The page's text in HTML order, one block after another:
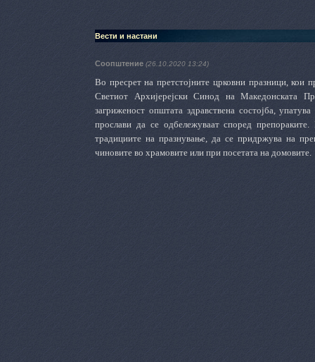
Вести и настани
Соопштение (26.10.2020 13:24)
Во пресрет на претстојните црковни празници, кои
Светиот Архијерејски Синод на Македонската
загриженост општата здравствена состојба,
прослави да се одбележуваат според
традициите на празнување, да се придржува на
чиновите во храмовите или при посетата на домовите.